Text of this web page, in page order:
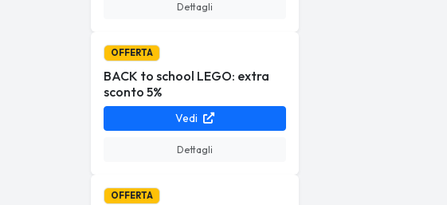
Dettagli
OFFERTA
BACK to school LEGO: extra
sconto 5%
Vedi
Dettagli
OFFERTA